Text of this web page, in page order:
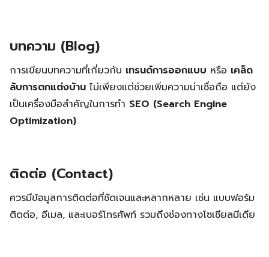
บทความ (Blog)
การเขียนบทความที่เกี่ยวกับ เทรนด์การออกแบบ หรือ เคล็ด
ลับการตกแต่งบ้าน ไม่เพียงแต่ช่วยเพิ่มความน่าเชื่อถือ แต่ยัง
เป็นเครื่องมือสำคัญในการทำ SEO (Search Engine
Optimization)
ติดต่อ (Contact)
ควรมีข้อมูลการติดต่อที่ชัดเจนและหลากหลาย เช่น แบบฟอร์ม
ติดต่อ, อีเมล, และเบอร์โทรศัพท์ รวมถึงช่องทางโซเชียลมีเดีย